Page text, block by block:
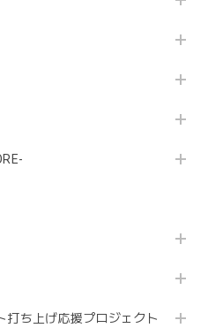
打ち上げ応援プロジェクト